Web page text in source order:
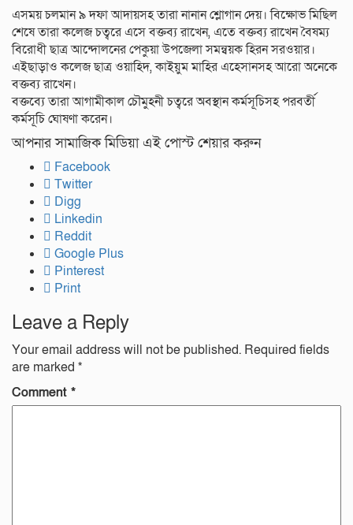
এসময় চলমান ৯ দফা আদায়সহ তারা নানান শ্লোগান দেয়। বিক্ষোভ মিছিল
শেষে তারা কলেজ চত্বরে এসে বক্তব্য রাখেন, এতে বক্তব্য রাখেন বৈষম্য
বিরোধী ছাত্র আন্দোলনের পেকুয়া উপজেলা সমন্বয়ক হিরন সরওয়ার।
এইছাড়াও কলেজ ছাত্র ওয়াহিদ, কাইয়ুম মাহির এহেসানসহ আরো অনেকে
বক্তব্য রাখেন।
বক্তব্যে তারা আগামীকাল চৌমুহনী চত্বরে অবস্থান কর্মসূচিসহ পরবর্তী
কর্মসূচি ঘোষণা করেন।
আপনার সামাজিক মিডিয়া এই পোস্ট শেয়ার করুন
Facebook
Twitter
Digg
Linkedin
Reddit
Google Plus
Pinterest
Print
Leave a Reply
Your email address will not be published. Required fields
are marked *
Comment *